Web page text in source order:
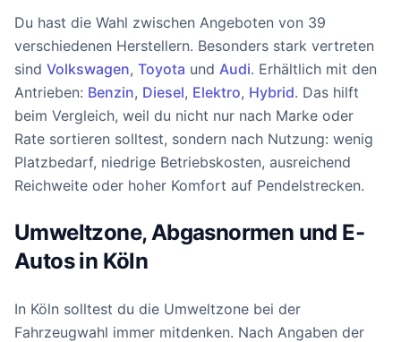
Du hast die Wahl zwischen Angeboten von 39
verschiedenen Herstellern. Besonders stark vertreten
sind Volkswagen, Toyota und Audi. Erhältlich mit den
Antrieben: Benzin, Diesel, Elektro, Hybrid. Das hilft
beim Vergleich, weil du nicht nur nach Marke oder
Rate sortieren solltest, sondern nach Nutzung: wenig
Platzbedarf, niedrige Betriebskosten, ausreichend
Reichweite oder hoher Komfort auf Pendelstrecken.
Umweltzone, Abgasnormen und E-
Autos in Köln
In Köln solltest du die Umweltzone bei der
Fahrzeugwahl immer mitdenken. Nach Angaben der